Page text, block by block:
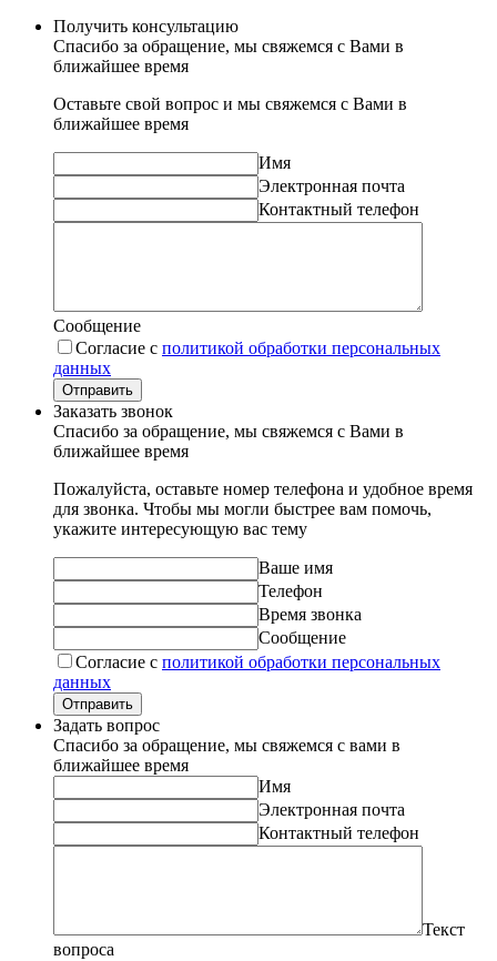
Получить консультацию
Спасибо за обращение, мы свяжемся с Вами в
ближайшее время
Оставьте свой вопрос и мы свяжемся с Вами в
ближайшее время
Имя
Электронная почта
Контактный телефон
Сообщение
Согласие с политикой обработки персональных
данных
Отправить
Заказать звонок
Спасибо за обращение, мы свяжемся с Вами в
ближайшее время
Пожалуйста, оставьте номер телефона и удобное время
для звонка. Чтобы мы могли быстрее вам помочь,
укажите интересующую вас тему
Ваше имя
Телефон
Время звонка
Сообщение
Согласие с политикой обработки персональных
данных
Отправить
Задать вопрос
Спасибо за обращение, мы свяжемся с вами в
ближайшее время
Имя
Электронная почта
Контактный телефон
Текст
вопроса